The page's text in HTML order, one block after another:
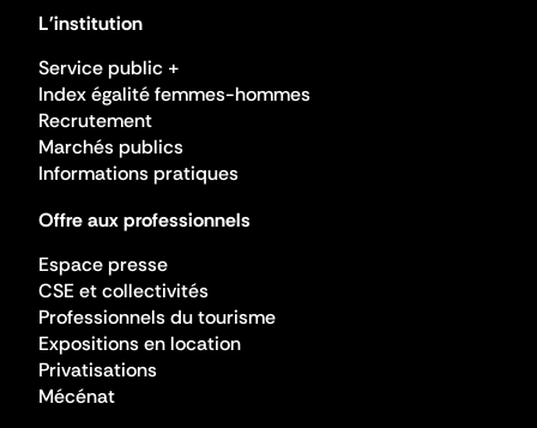
L'institution
Service public +
Index égalité femmes-hommes
Recrutement
Marchés publics
Informations pratiques
Offre aux professionnels
Espace presse
CSE et collectivités
Professionnels du tourisme
Expositions en location
Privatisations
Mécénat